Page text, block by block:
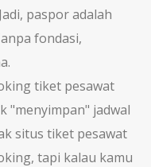
paspor adalah
fondasi,
tiket pesawat
"menyimpan" jadwal
situs tiket pesawat
tapi kalau kamu